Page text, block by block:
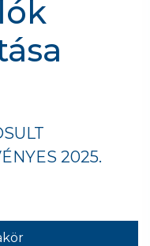
2025.